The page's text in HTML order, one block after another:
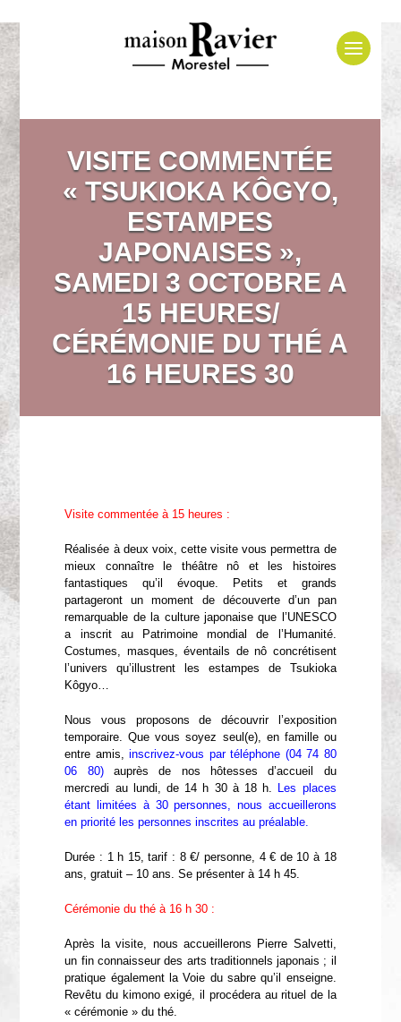
VISITE COMMENTÉE
« TSUKIOKA KÔGYO,
ESTAMPES
JAPONAISES »,
SAMEDI 3 OCTOBRE A
15 HEURES/
CÉRÉMONIE DU THÉ A
16 HEURES 30
Visite commentée à 15 heures :
Réalisée à deux voix, cette visite vous permettra de
mieux connaître le théâtre nô et les histoires
fantastiques qu’il évoque. Petits et grands
partageront un moment de découverte d’un pan
remarquable de la culture japonaise que l’UNESCO
a inscrit au Patrimoine mondial de l’Humanité.
Costumes, masques, éventails de nô concrétisent
l’univers qu’illustrent les estampes de Tsukioka
Kôgyo…
Nous vous proposons de découvrir l’exposition
temporaire. Que vous soyez seul(e), en famille ou
entre amis,inscrivez-vous par téléphone (04 74 80
06 80)auprès de nos hôtesses d’accueil du
mercredi au lundi, de 14 h 30 à 18 h. Les places
étant limitées à 30 personnes, nous accueillerons
en priorité les personnes inscrites au préalable.
Durée : 1 h 15, tarif : 8 €/ personne, 4 € de 10 à 18
ans, gratuit – 10 ans. Se présenter à 14 h 45.
Cérémonie du thé à 16 h 30 :
Après la visite, nous accueillerons Pierre Salvetti,
un fin connaisseur des arts traditionnels japonais ; il
pratique également la Voie du sabre qu’il enseigne.
Revêtu du kimono exigé, il procédera au rituel de la
« cérémonie » du thé.